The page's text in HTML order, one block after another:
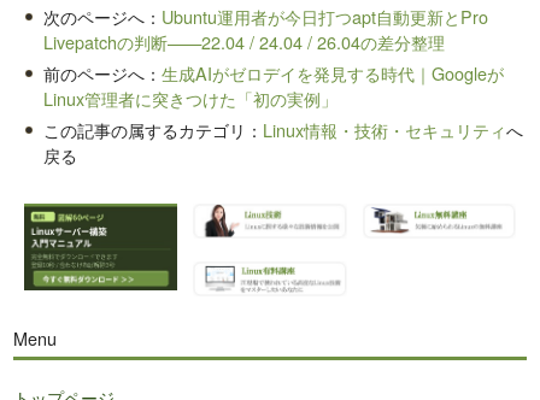
次のページへ： Ubuntu運用者が今日打つapt自動更新とPro
Livepatchの判断——22.04 / 24.04 / 26.04の差分整理
前のページへ：生成AIがゼロデイを発見する時代｜Googleが
Linux管理者に突きつけた「初の実例」
この記事の属するカテゴリ： Linux情報・技術・セキュリティへ
戻る
Menu